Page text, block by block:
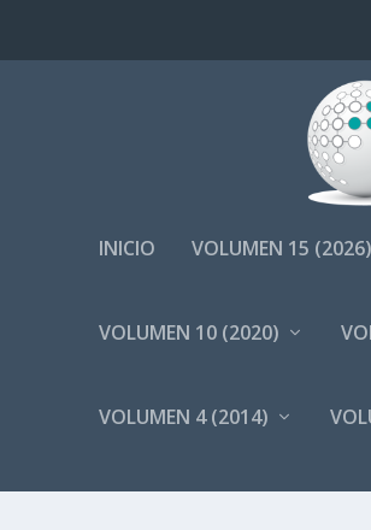
INICIO VOLUMEN 15 (2026)
VOLUMEN 10 (2020)
VOLUMEN 4 (2014)